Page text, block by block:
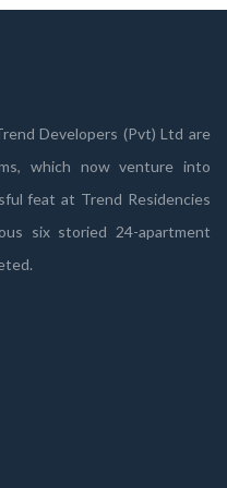
Developers (Pvt) Ltd are
which now venture into
feat at Trend Residencies
six storied 24-apartment